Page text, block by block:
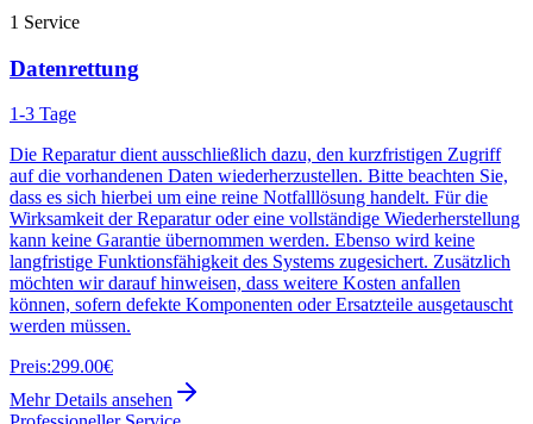
1 Service
Datenrettung
1-3 Tage
Die Reparatur dient ausschließlich dazu, den kurzfristigen Zugriff
auf die vorhandenen Daten wiederherzustellen. Bitte beachten Sie,
dass es sich hierbei um eine reine Notfalllösung handelt. Für die
Wirksamkeit der Reparatur oder eine vollständige Wiederherstellung
kann keine Garantie übernommen werden. Ebenso wird keine
langfristige Funktionsfähigkeit des Systems zugesichert. Zusätzlich
möchten wir darauf hinweisen, dass weitere Kosten anfallen
können, sofern defekte Komponenten oder Ersatzteile ausgetauscht
werden müssen.
Preis:299.00€
Mehr Details ansehen